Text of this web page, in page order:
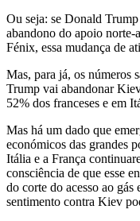
Ou seja: se Donald
abandono do apoio
Fénix, essa mudança de
Mas, para já, os números
Trump vai abandonar
52% dos franceses e em
Mas há um dado que
económicos das grandes
Itália e a França
consciência de que esse
do corte do acesso ao gás
sentimento contra Kiev